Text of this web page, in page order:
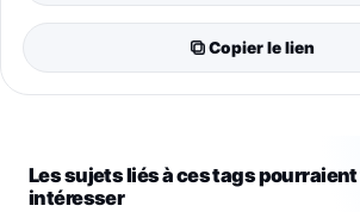
Copier le lien
Les sujets liés à ces tags
intéresser